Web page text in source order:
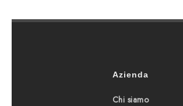
Azienda
Chi siamo